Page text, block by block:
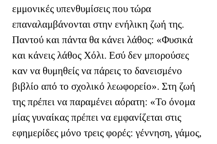
εμμονικές υπενθυμίσεις που τώρα
επαναλαμβάνονται στην ενήλικη ζωή της.
Παντού και πάντα θα κάνει λάθος: «Φυσικά
και κάνεις λάθος Χόλι. Εσύ δεν μπορούσες
καν να θυμηθείς να πάρεις το δανεισμένο
βιβλίο από το σχολικό λεωφορείο». Στη ζωή
της πρέπει να παραμένει αόρατη: «Το όνομα
μίας γυναίκας πρέπει να εμφανίζεται στις
εφημερίδες μόνο τρεις φορές: γέννηση, γάμος,